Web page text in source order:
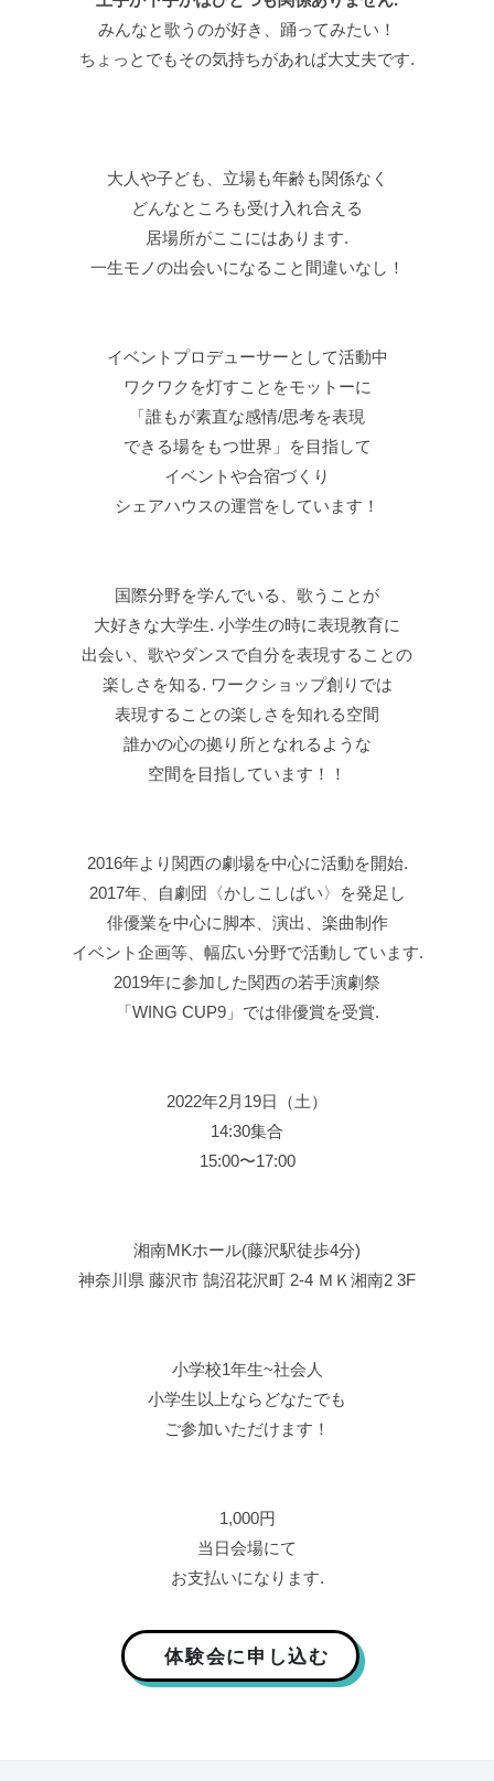
シェアハウスの運営をしています！
楽しさを知る. ワークショップ創りでは
表現することの楽しさを知れる空間
誰かの心の拠り所となれるような
空間を目指しています！！
2016年より関西の劇場を中心に活動を開始.
2017年、自劇団〈かしこしばい〉を発足し
俳優業を中心に脚本、演出、楽曲制作
イベント企画等、幅広い分野で活動しています.
2019年に参加した関西の若手演劇祭
「WING CUP9」では俳優賞を受賞.
2022年2月19日（土）
14:30集合
15:00〜17:00
湘南MKホール(藤沢駅徒歩4分)
神奈川県 藤沢市 鵠沼花沢町 2-4 ＭＫ湘南2 3F
小学校1年生~社会人
​小学生以上ならどなたでも
ご参加いただけます！
1,000円
体験会に申し込む